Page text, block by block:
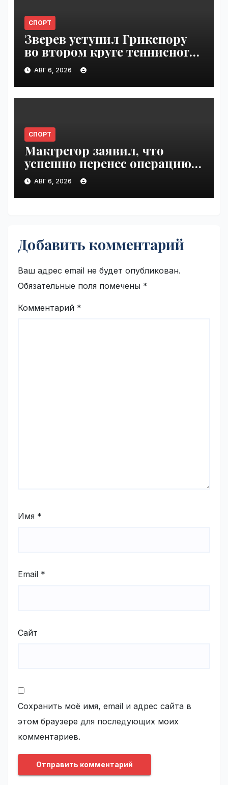
СПОРТ
Зверев уступил Грикспору
во втором круге теннисного
"Мастерса" в Монреале |
VseTime.ru
АВГ 6, 2026
СПОРТ
Макгрегор заявил, что
успешно перенес операцию
на ноге | VseTime.ru
АВГ 6, 2026
Добавить комментарий
Ваш адрес email не будет опубликован.
Обязательные поля помечены *
Комментарий *
Имя *
Email *
Сайт
Сохранить моё имя, email и адрес сайта в
этом браузере для последующих моих
комментариев.